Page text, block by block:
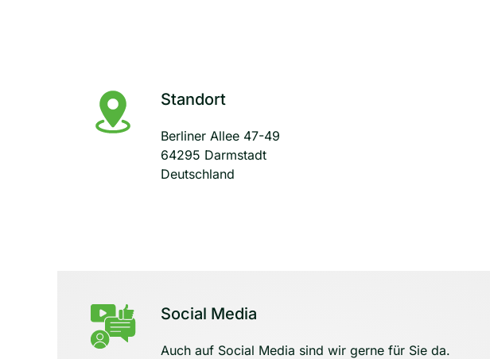
Standort
Berliner Allee 47-49
64295 Darmstadt
Deutschland
Social Media
Auch auf Social Media sind wir gerne für Sie da.